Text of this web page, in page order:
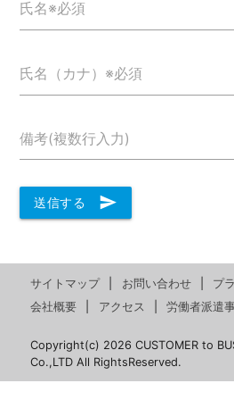
氏名※必須
氏名（カナ）※必須
備考(複数行入力)
送信する send
サイトマップ お問い合わせ
プ
会社概要
アクセス 労働者派遣
Copyright(c) 2026 CUSTOMER to
Co.,LTD All RightsReserved.